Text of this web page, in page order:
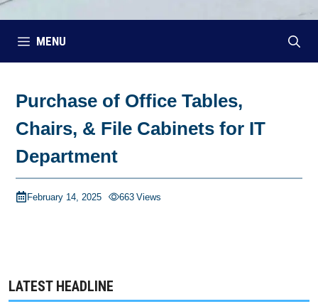
MENU
Purchase of Office Tables,
Chairs, & File Cabinets for IT
Department
February 14, 2025 663 Views
LATEST HEADLINE